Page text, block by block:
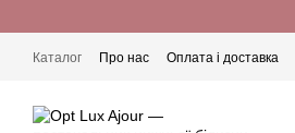
Каталог Про нас Оплата і доставка